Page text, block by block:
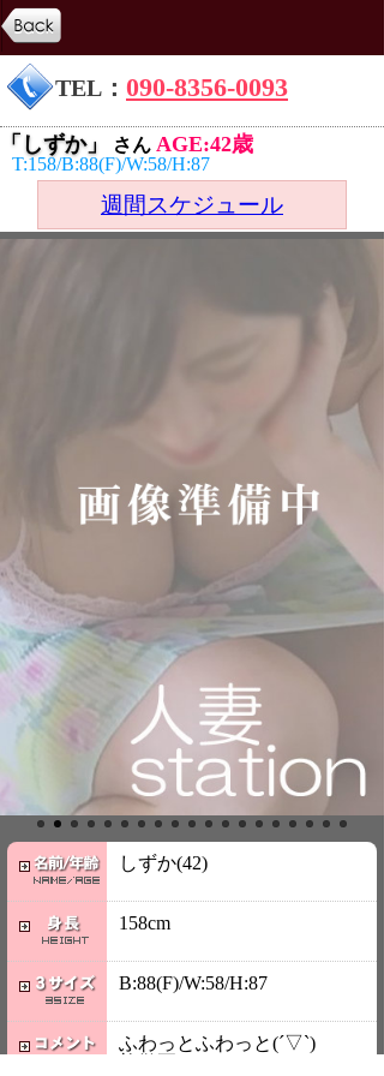
TEL： 090-8356-0093
「しずか」 さん AGE:42歳
T:158/B:88(F)/W:58/H:87
週間スケジュール
しずか(42)
158cm
B:88(F)/W:58/H:87
ふわっとふわっと(´▽`)